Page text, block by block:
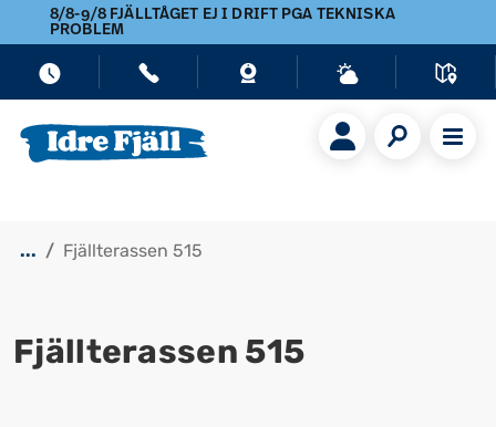
8/8-9/8 FJÄLLTÅGET EJ I DRIFT PGA TEKNISKA
PROBLEM
... Fjällterassen 515
Fjällterassen 515